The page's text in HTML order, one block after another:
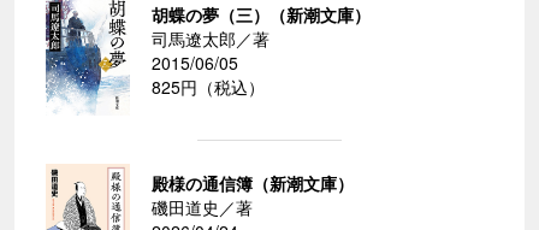
胡蝶の夢（三）（新潮文庫）
司馬遼太郎／著
2015/06/05
825円（税込）
殿様の通信簿（新潮文庫）
磯田道史／著